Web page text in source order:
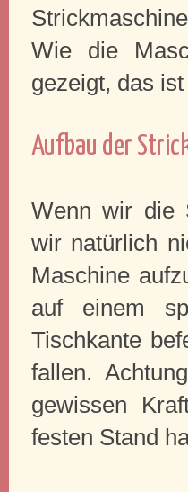
Wie die
gezeigt, das
Aufbau der
Wenn wir die
wir natürlich
Maschine
auf einem
Tischkante
fallen.
gewissen
festen Stand